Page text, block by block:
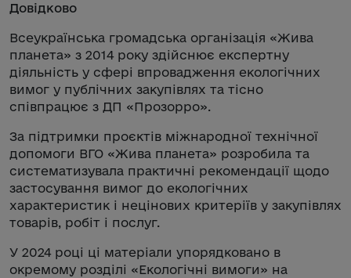
Довідково
Всеукраїнська громадська організація «Жива
планета» з 2014 року здійснює експертну
діяльність у сфері впровадження екологічних
вимог у публічних закупівлях та тісно
співпрацює з ДП «Прозорро».
За підтримки проєктів міжнародної технічної
допомоги ВГО «Жива планета» розробила та
систематизувала практичні рекомендації щодо
застосування вимог до екологічних
характеристик і нецінових критеріїв у закупівлях
товарів, робіт і послуг.
У 2024 році ці матеріали упорядковано в
окремому розділі «Екологічні вимоги» на